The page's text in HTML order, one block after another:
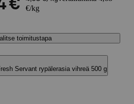
€
€/kg
toimitustapa
Servant rypälerasia vihreä 500 g